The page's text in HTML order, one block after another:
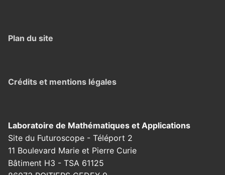
Plan du site
Crédits et mentions légales
Laboratoire de Mathématiques et Applications
Site du Futuroscope - Téléport 2
11 Boulevard Marie et Pierre Curie
Bâtiment H3 - TSA 61125